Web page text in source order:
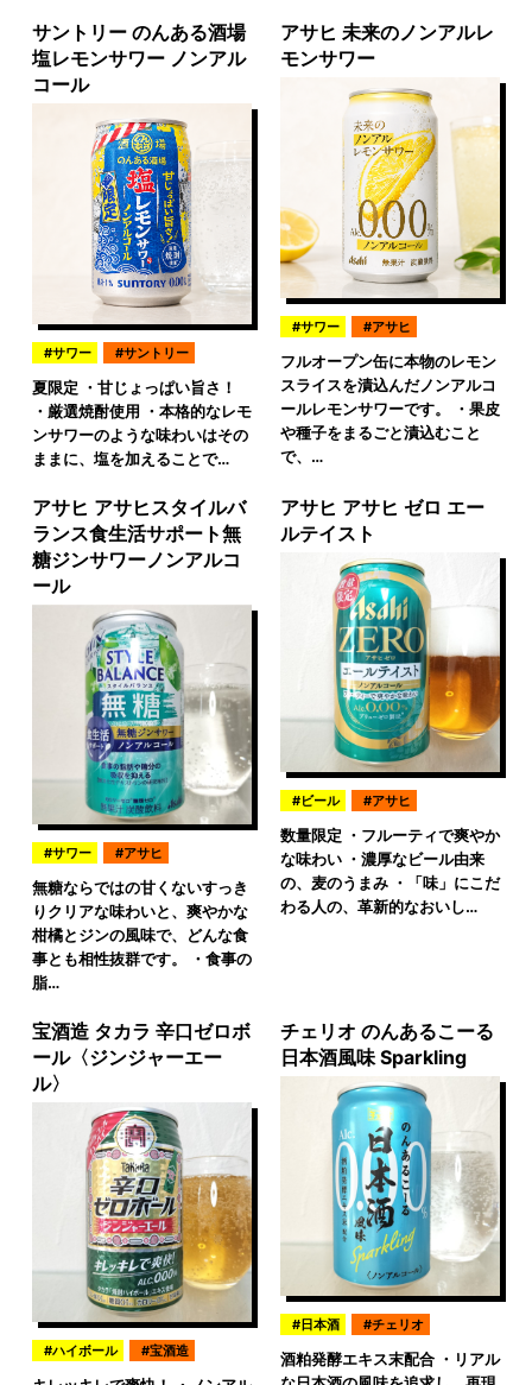
サントリー のんある酒場
塩レモンサワー ノンアル
コール
サワー サントリー
夏限定 ・甘じょっぱい旨さ！
・厳選焼酎使用 ・本格的なレモ
ンサワーのような味わいはその
ままに、塩を加えることで…
アサヒ 未来のノンアルレ
モンサワー
サワー アサヒ
フルオープン缶に本物のレモン
スライスを漬込んだノンアルコ
ールレモンサワーです。 ・果皮
や種子をまるごと漬込むこと
で、…
アサヒ アサヒスタイルバ
ランス食生活サポート無
糖ジンサワーノンアルコ
ール
サワー アサヒ
無糖ならではの甘くないすっき
りクリアな味わいと、爽やかな
柑橘とジンの風味で、どんな食
事とも相性抜群です。 ・食事の
脂…
アサヒ アサヒ ゼロ エー
ルテイスト
ビール アサヒ
数量限定 ・フルーティで爽やか
な味わい ・濃厚なビール由来
の、麦のうまみ ・「味」にこだ
わる人の、革新的なおいし…
宝酒造 タカラ 辛口ゼロボ
ール〈ジンジャーエー
ル〉
ハイボール 宝酒造
チェリオ のんあるこーる
日本酒風味 Sparkling
日本酒 チェリオ
酒粕発酵エキス末配合 ・リアル